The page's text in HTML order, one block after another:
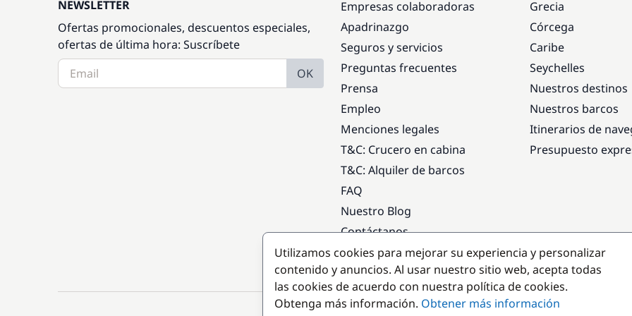
NEWSLETTER
Ofertas promocionales, descuentos especiales,
ofertas de última hora: Suscríbete
OK
Empresas colaboradoras
Apadrinazgo
Seguros y servicios
Preguntas frecuentes
Prensa
Empleo
Menciones legales
T&C: Crucero en cabina
T&C: Alquiler de barcos
FAQ
Nuestro Blog
Contáctanos
Grecia
Córcega
Caribe
Seychelles
Nuestros destinos
Nuestros barcos
Itinerarios de
Presupuesto
Destinos populares
Utilizamos cookies para mejorar su experiencia y personalizar
contenido y anuncios. Al usar nuestro sitio web, acepta todas
las cookies de acuerdo con nuestra política de cookies.
Obtenga más información. Obtener más información